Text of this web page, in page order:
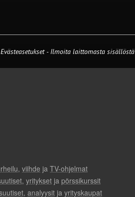
Evästeasetukset- Ilmoita laittomasta sisällöstä